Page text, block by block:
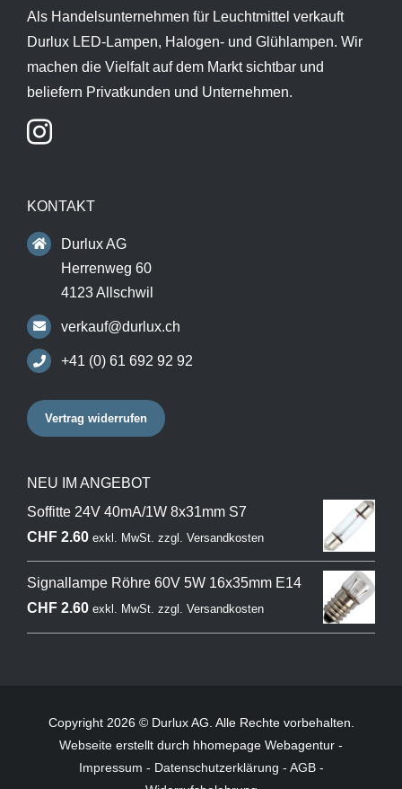
Als Handelsunternehmen für Leuchtmittel verkauft
Durlux LED-Lampen, Halogen- und Glühlampen. Wir
machen die Vielfalt auf dem Markt sichtbar und
beliefern Privatkunden und Unternehmen.
KONTAKT
Durlux AG
Herrenweg 60
4123 Allschwil
verkauf@durlux.ch
+41 (0) 61 692 92 92
Vertrag widerrufen
NEU IM ANGEBOT
Soffitte 24V 40mA/1W 8x31mm S7
CHF2.60 exkl. MwSt. zzgl. Versandkosten
Signallampe Röhre 60V 5W 16x35mm E14
CHF2.60 exkl. MwSt. zzgl. Versandkosten
Copyright 2026 © Durlux AG. Alle Rechte vorbehalten.
Webseite erstellt durch hhomepage Webagentur -
Impressum - Datenschutzerklärung - AGB-